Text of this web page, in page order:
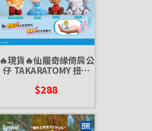
🔥現貨🔥仙履奇緣倚肩公
仔 TAKARATOMY 扭蛋
子 老鼠 壞貓 路西法
$288